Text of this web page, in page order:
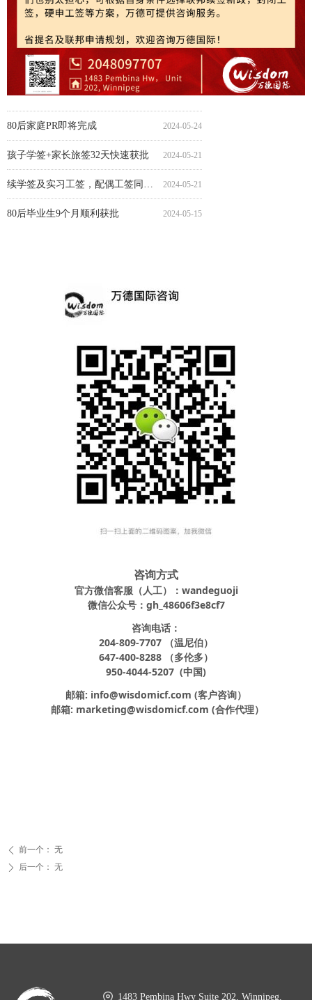
ꄴ 前一个： 无
ꄲ 后一个： 无
2024-05-27
学签方语言班在读，配偶工签顺利获批
2024-05-24
80后家庭PR即将完成
2024-05-21
孩子学签+家长旅签32天快速获批
2024-05-21
2024-05-15
80后毕业生9个月顺利获批
2024-05-15
80后家庭PR快速完成 2024-05-09
毕业工签4个月顺利获批 2024-05-08
毕业工签省提名4.5个月顺利获批 2024-05-07
配偶工签省提名近7.5个月顺利获批 2024-04-30
配偶工签7个月获批省提名 2024-04-30
配偶工签8个月获批省提名 2024-04-30
毕业工签8个月获批省提名 2024-04-29
境内孩子学签24天快速获批 2024-04-25
陪读旅游签2.5个月顺利获批 2024-04-25
配偶工签8个月获批省提名 2024-04-24
90后家庭PR即将完成 2024-04-19
小留学生学签16天快速获批 2024-04-15
旅游签13天极速获批 2024-04-15
中学生学签15天快速获批 2024-04-09
90后家庭ECOPR光速完成
咨询方式
官方微信客服（人工）：wandeguoji
微信公众号：gh_48606f3e8cf7
咨询电话：
204-809-7707 （温尼伯）
647-400-8288 （多伦多）
950-4044-5207 (中国)
邮箱: info@wisdomicf.com (客户咨询）
邮箱: marketing@wisdomicf.com (合作代理）
1483 Pembina Hwy Suite 202, Winnipeg,